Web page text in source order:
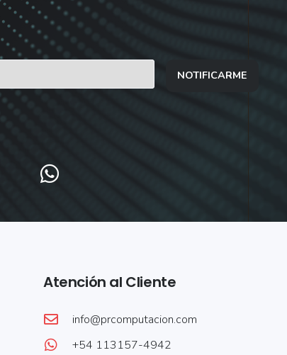
NOTIFICARME
Atención al Cliente
info@prcomputacion.com
+54 113157-4942